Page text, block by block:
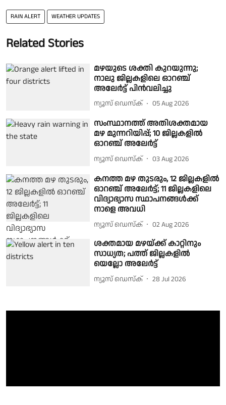
RAIN ALERT WEATHER UPDATES
Related Stories
മഴയുടെ ശക്തി കുറയുന്നു;
നാലു ജില്ലകളിലെ ഓറഞ്ച്
അലേർട്ട് പിൻവലിച്ചു
ന്യൂസ് ഡെസ്ക് 05 Aug 2026
സംസ്ഥാനത്ത് അതിശക്തമായ
മഴ മുന്നറിയിപ്പ്; 10 ജില്ലകളിൽ
ഓറഞ്ച് അലേർട്ട്
ന്യൂസ് ഡെസ്ക് 03 Aug 2026
കനത്ത മഴ തുടരും, 12 ജില്ലകളിൽ
ഓറഞ്ച് അലേർട്ട്; 11 ജില്ലകളിലെ
വിദ്യാഭ്യാസ സ്ഥാപനങ്ങൾക്ക്
നാളെ അവധി
ന്യൂസ് ഡെസ്ക് 02 Aug 2026
ശക്തമായ മഴയ്ക്ക് കാറ്റിനും
സാധ്യത; പത്ത് ജില്ലകളിൽ
യെല്ലോ അലേർട്ട്
ന്യൂസ് ഡെസ്ക് 28 Jul 2026